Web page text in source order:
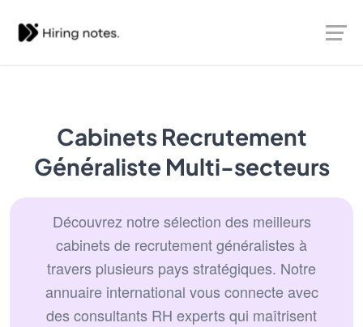
Cabinets Recrutement
Généraliste Multi-secteurs
Découvrez notre sélection des meilleurs
cabinets de recrutement généralistes à
travers plusieurs pays stratégiques. Notre
annuaire international vous connecte avec
des consultants RH experts qui maîtrisent